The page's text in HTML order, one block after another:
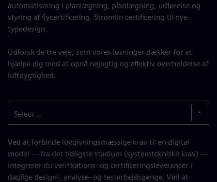
automatisering i planlægning, planlægning, udførelse og
styring af flycertificering. Strømlin certificering til nye
typedesign.
Udforsk de tre veje, som vores løsninger dækker for at
hjælpe dig med at opnå nøjagtig og effektiv overholdelse af
luftdygtighed.
Select...
Ved at forbinde lovgivningsmæssige krav til en digital
model — fra det tidligste stadium (systemtekniske krav) —
integrerer du verifikations- og certificeringsleverancer i
daglige design-, analyse- og testarbejdsgange. Ved at